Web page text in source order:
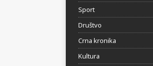
Sport
Društvo
Crna kronika
Kultura